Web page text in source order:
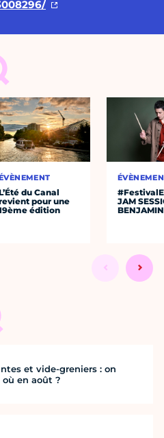
du Canal
pour une
édition
JAM
et vide-greniers : on
en août ?